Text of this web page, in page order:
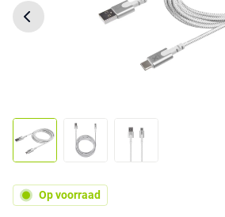
Op voorraad